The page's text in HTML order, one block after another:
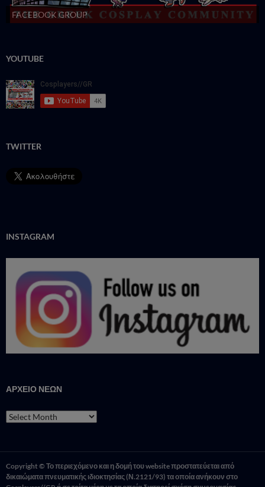
FACEBOOK GROUP
YOUTUBE
TWITTER
INSTAGRAM
ΑΡΧΕΙΟ ΝΕΩΝ
ΑΡΧΕΙΟ
ΝΕΩΝ
Copyright © Το περιεχόμενο και η δομή του website προστατεύεται από
δικαιώματα πνευματικής ιδιοκτησίας (Ν.2121/93) τα οποία ανήκουν στο